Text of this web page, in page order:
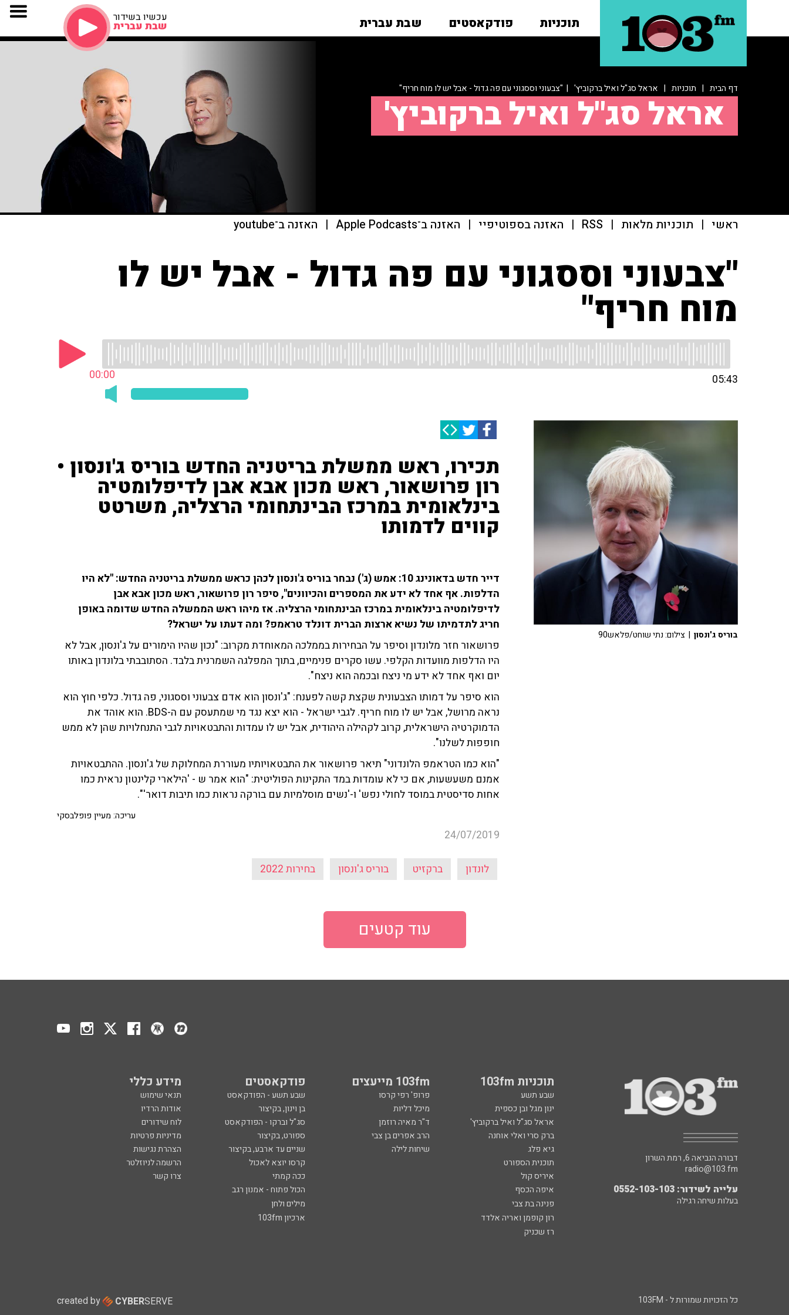
תוכניות פודקאסטים שבת עברית עכשיו בשידור
שבת עברית
דף הבית | תוכניות | אראל סג"ל ואיל ברקוביץ' | "צבעוני וססגוני עם פה גדול - אבל יש לו מוח חריף"
אראל סג"ל ואיל ברקוביץ'
ראשי | תוכניות מלאות |
RSS
| האזנה בספוטיפיי | האזנה ב־Apple Podcasts | האזנה ב־youtube
"צבעוני וססגוני עם פה גדול - אבל יש לו
מוח חריף"
00:00 05:43
תכירו, ראש ממשלת בריטניה החדש בוריס ג'ונסון •
רון פרושאור, ראש מכון אבא אבן לדיפלומטיה
בינלאומית במרכז הבינתחומי הרצליה, משרטט
קווים לדמותו
דייר חדש בדאונינג 10: אמש (ג') נבחר בוריס ג'ונסון לכהן כראש ממשלת בריטניה החדש: "לא היו
הדלפות. אף אחד לא ידע את המספרים והכיוונים", סיפר רון פרושאור, ראש מכון אבא אבן
לדיפלומטיה בינלאומית במרכז הבינתחומי הרצליה. אז מיהו ראש הממשלה החדש שדומה באופן
חריג לתדמיתו של נשיא ארצות הברית דונלד טראמפ? ומה דעתו על ישראל?
פרושאור חזר מלונדון וסיפר על הבחירות בממלכה המאוחדת מקרוב: "נכון שהיו הימורים על ג'ונסון, אבל לא
היו הדלפות מוועדות הקלפי. עשו סקרים פנימיים, בתוך המפלגה השמרנית בלבד. הסתובבתי בלונדון באותו
יום ואף אחד לא ידע מי ניצח ובכמה הוא ניצח".
הוא סיפר על דמותו הצבעונית שקצת קשה לפענח: "ג'ונסון הוא אדם צבעוני וססגוני, פה גדול. כלפי חוץ הוא
נראה מרושל, אבל יש לו מוח חריף. לגבי ישראל - הוא יצא נגד מי שמתעסק עם ה-BDS. הוא אוהד את
הדמוקרטיה הישראלית, קרוב לקהילה היהודית, אבל יש לו עמדות והתבטאויות לגבי התנחלויות שהן לא ממש
חופפות לשלנו".
"הוא כמו הטראמפ הלונדוני" תיאר פרושאור את התבטאויותיו מעוררת המחלוקת של ג'ונסון. ההתבטאויות
אמנם משעשעות, אם כי לא עומדות במד התקינות הפוליטית: "הוא אמר ש - 'הילארי קלינטון נראית כמו
אחות סדיסטית במוסד לחולי נפש' ו-'נשים מוסלמיות עם בורקה נראות כמו תיבות דואר'".
עריכה: מעיין פופלבסקי
24/07/2019
לונדון ברקזיט בוריס ג'ונסון בחירות 2022
בוריס ג'ונסון | צילום: נתי שוחט/פלאש90
עוד קטעים
תוכניות 103fm 103fm מייעצים פודקאסטים מידע כללי
שבע תשע פרופ' רפי קרסו שבע תשע - הפודקאסט
תנאי שימוש
ינון מגל ובן כספית
מיכל דליות בן וינון, בקיצור
אודות הרדיו
אראל סג"ל ואיל ברקוביץ'
ד"ר מאיה רוזמן סג"ל וברקו - הפודקאסט
לוח שידורים
ברק סרי ואלי אוחנה
הרב אפרים בן צבי ספורט, בקיצור
מדיניות פרטיות
גיא פלג
שיחות לילה שניים עד ארבע, בקיצור
הצהרת נגישות
תוכנית הספורט
קרסו יוצא לאכול
הרשמה לניוזלטר
איריס קול
ככה קמתי
צרו קשר
איפה הכסף
הכול פתוח - אמנון רגב
פנינה בת צבי
מילים ולחן
רון קופמן ואריה אלדד
ארכיון 103fm
רז שכניק
דבורה הנביאה 6, רמת השרון
radio@103.fm
עלייה לשידור: 0552-103-103
בעלות שיחה רגילה
כל הזכויות שמורות ל - 103FM created by CYBERSERVE